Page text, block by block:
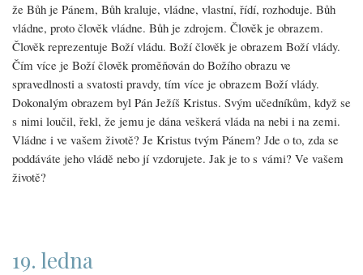
že Bůh je Pánem, Bůh kraluje, vládne, vlastní, řídí, rozhoduje. Bůh
vládne, proto člověk vládne. Bůh je zdrojem. Člověk je obrazem.
Člověk reprezentuje Boží vládu. Boží člověk je obrazem Boží vlády.
Čím více je Boží člověk proměňován do Božího obrazu ve
spravedlnosti a svatosti pravdy, tím více je obrazem Boží vlády.
Dokonalým obrazem byl Pán Ježíš Kristus. Svým učedníkům, když se
s nimi loučil, řekl, že jemu je dána veškerá vláda na nebi i na zemi.
Vládne i ve vašem životě? Je Kristus tvým Pánem? Jde o to, zda se
poddáváte jeho vládě nebo jí vzdorujete. Jak je to s vámi? Ve vašem
životě?
19. ledna